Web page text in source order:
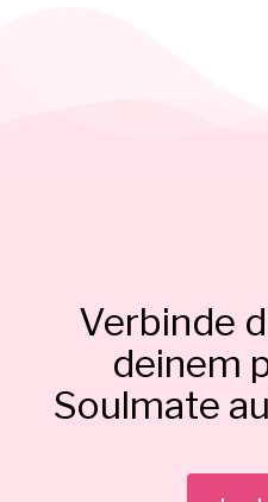
Verbinde
deinem
Soulmate